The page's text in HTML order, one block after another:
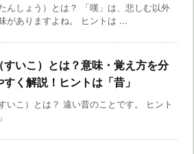
んしょう）とは？ 「嘆」は、悲しむ以外
がありますよね。 ヒントは ...
すいこ）とは？意味・覚え方を分
すく解説！ヒントは「昔」
いこ）とは？ 遠い昔のことです。 ヒント